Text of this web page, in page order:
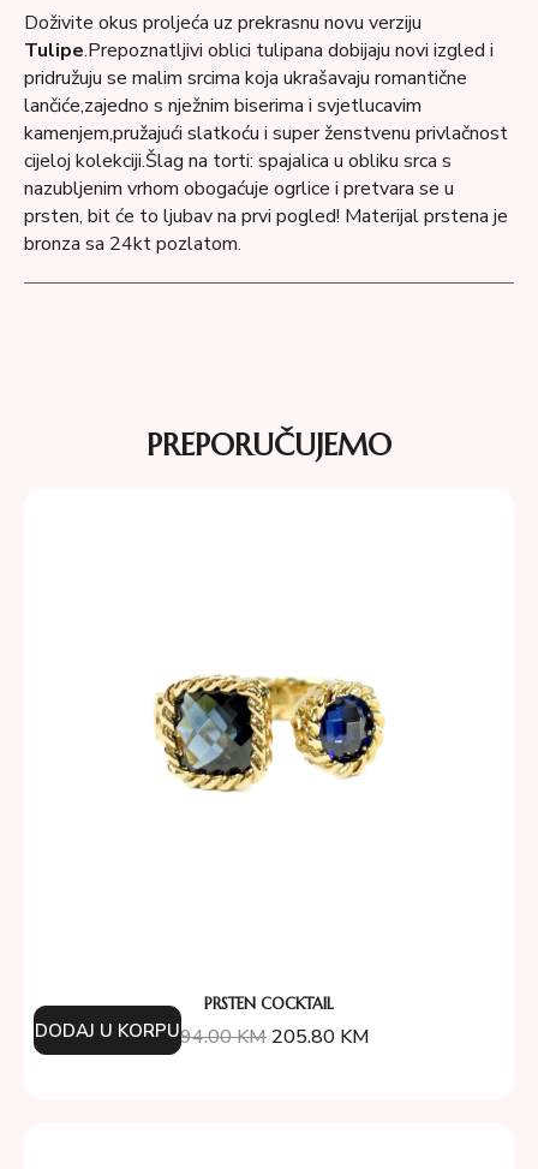
Doživite okus proljeća uz prekrasnu novu verziju
Tulipe.Prepoznatljivi oblici tulipana dobijaju novi izgled i
pridružuju se malim srcima koja ukrašavaju romantične
lančiće,zajedno s nježnim biserima i svjetlucavim
kamenjem,pružajući slatkoću i super ženstvenu privlačnost
cijeloj kolekciji.Šlag na torti: spajalica u obliku srca s
nazubljenim vrhom obogaćuje ogrlice i pretvara se u
prsten, bit će to ljubav na prvi pogled! Materijal prstena je
bronza sa 24kt pozlatom.
PREPORUČUJEMO
PRSTEN COCKTAIL
294.00KM 205.80 KM
DODAJ U KORPU